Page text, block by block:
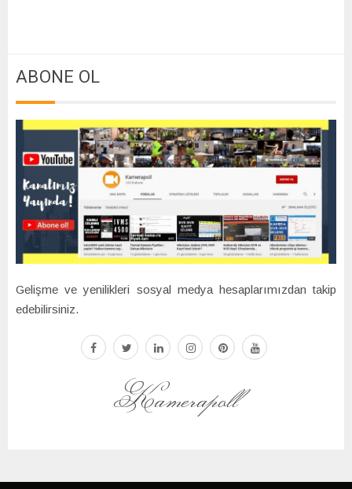
ABONE OL
Gelişme ve yenilikleri sosyal medya hesaplarımızdan takip
edebilirsiniz.
facebook
twitter linkedininstagrampinterestyoutube
Kamerapoll